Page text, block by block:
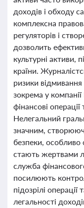
доходів і обходу
комплексна
регуляторів і
дозволить
культурні активи,
країни.
ризики
зокрема у
фінансові
Нелегальний
значним,
безпеки, особливо
стають жертвами
служба
посилюють
підозрілі
легальності